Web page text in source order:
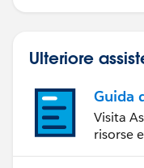
Ulteriore
Guida
Visita
risorse